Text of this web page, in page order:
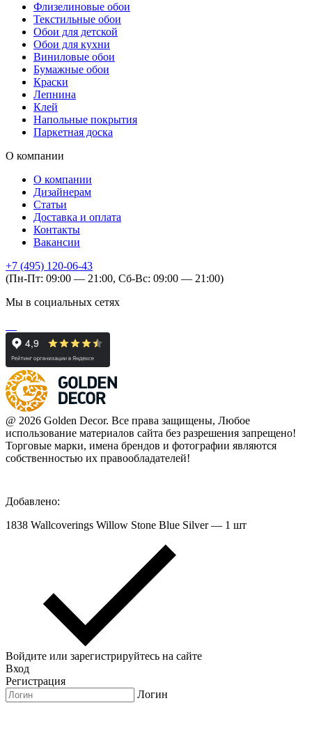
Флизелиновые обои
Текстильные обои
Обои для детской
Обои для кухни
Виниловые обои
Бумажные обои
Краски
Лепнина
Клей
Напольные покрытия
Паркетная доска
О компании
О компании
Дизайнерам
Статьи
Доставка и оплата
Контакты
Вакансии
+7 (495) 120-06-43
(Пн-Пт: 09:00 — 21:00, Сб-Вс: 09:00 — 21:00)
Мы в социальных сетях
@ 2026 Golden Decor. Все права защищены, Любое
использование материалов сайта без разрешения запрещено!
Торговые марки, имена брендов и фотографии являются
собственностью их правообладателей!
Добавлено:
1838 Wallcoverings Willow Stone Blue Silver — 1 шт
Войдите или зарегистрируйтесь на сайте
Вход
Регистрация
Логин